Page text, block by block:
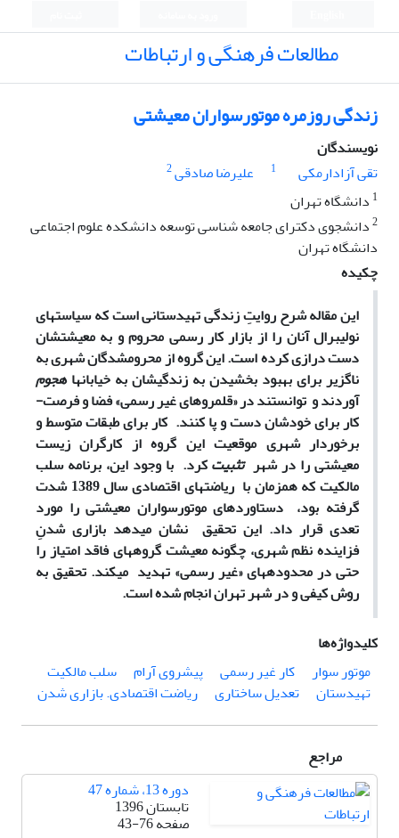
مطالعات فرهنگی و ارتباطات
زندگی روزمره موتورسواران معیشتی
نویسندگان
تقی آزادارمکی
1 علیرضا صادقی2
1 دانشگاه تهران
2دانشجوی دکترای جامعه شناسی توسعه دانشکده علوم اجتماعی
دانشگاه تهران
چکیده
این مقاله شرح روایتزندگی تهیدستانی است که سیاست­های
نولیبرال آنان را از بازار کار رسمی محروم و به معیشت­شان
دست درازی کرده است. این گروه از محروم­شدگان شهری به
ناگزیر برای بهبود بخشیدن به زندگی­شان به خیابان­هاهجوم
آوردند و توانستند در «قلمروهای غیر رسمی» فضا و فرصت­
کار برای خودشان دست و پا کنند. کار برای طبقات متوسط و
برخوردار شهری موقعیت این گروه از کارگران زیست
معیشتی را در شهرتثبیتکرد. با وجود این، برنامه سلب
مالکیت که همزمان با ریاضت­های اقتصادی سال 1389 شدت
گرفته بود، دستاوردهای موتورسواران معیشتی را مورد
تعدی قرار داد. این تحقیق نشان می­دهد بازاری شدنِ
فزاینده نظم شهری، چگونه معیشت گروه­های فاقد امتیاز را
حتی در محدوده­های «غیر رسمی» تهدید می­کند. تحقیق به
روش کیفی و در شهر تهران انجام شده است.
کلیدواژه‌ها
موتور سوار
کار غیر رسمی پیشروی آرام
سلب مالکیت
تهیدستان
تعدیل ساختاری ریاضت اقتصادی. بازاری شدن
مراجع
دوره 13، شماره 47
تابستان 1396
صفحه43-76